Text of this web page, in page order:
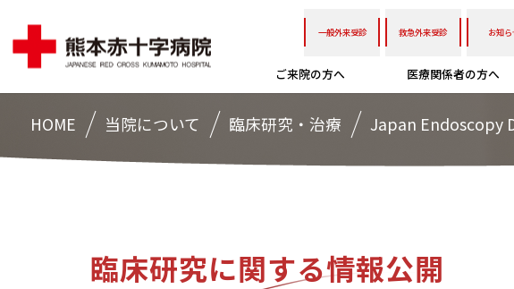
一般外来受診 救急外来受診 お知
ご来院の方へ 医療関係者の方へ
HOME 当院について 臨床研究・治療 Japan Endoscopy
臨床研究に関する情報公開